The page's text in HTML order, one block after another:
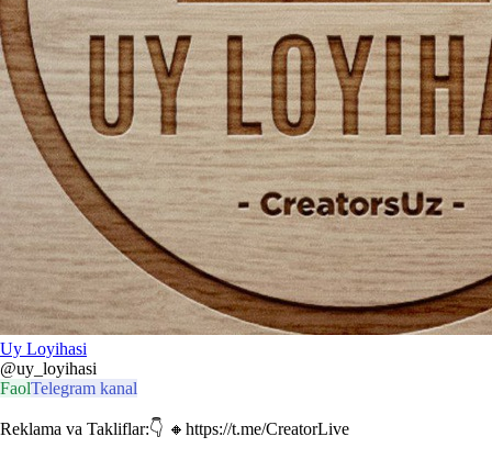
Uy Loyihasi
@uy_loyihasi
FaolTelegram kanal
Reklama va Takliflar:👇 🔸️https://t.me/CreatorLive